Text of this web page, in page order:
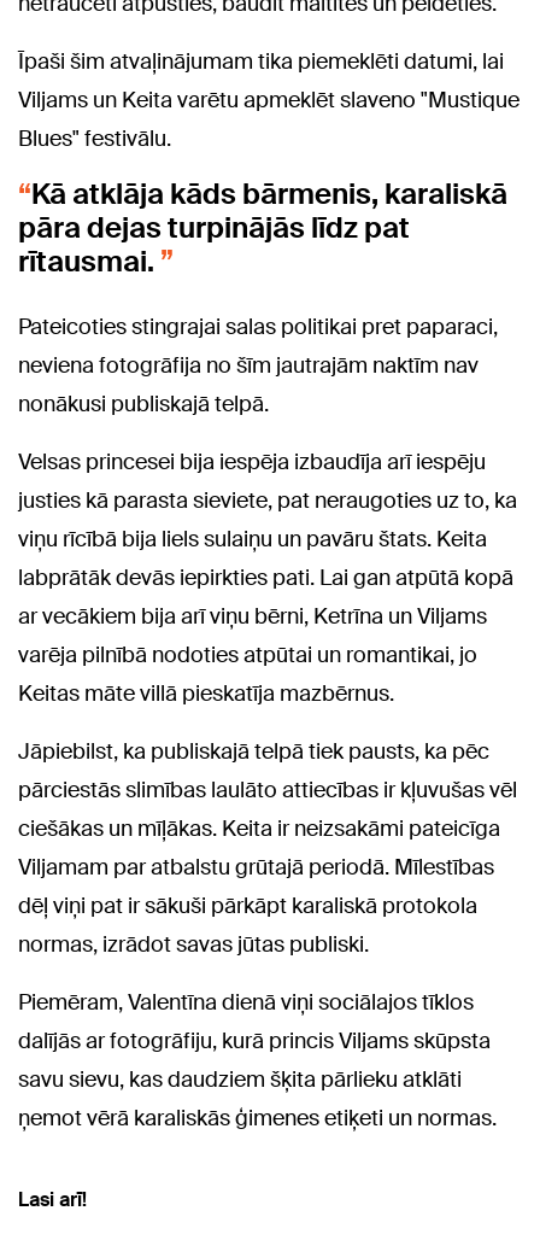
Īpaši šim atvaļinājumam tika piemeklēti datumi, lai
Viljams un Keita varētu apmeklēt slaveno "Mustique
Blues" festivālu.
Kā atklāja kāds bārmenis, karaliskā
pāra dejas turpinājās līdz pat
rītausmai.
Pateicoties stingrajai salas politikai pret paparaci,
neviena fotogrāfija no šīm jautrajām naktīm nav
nonākusi publiskajā telpā.
Velsas princesei bija iespēja izbaudīja arī iespēju
justies kā parasta sieviete, pat neraugoties uz to, ka
viņu rīcībā bija liels sulaiņu un pavāru štats. Keita
labprātāk devās iepirkties pati. Lai gan atpūtā kopā
ar vecākiem bija arī viņu bērni, Ketrīna un Viljams
varēja pilnībā nodoties atpūtai un romantikai, jo
Keitas māte villā pieskatīja mazbērnus.
Jāpiebilst, ka publiskajā telpā tiek pausts, ka pēc
pārciestās slimības laulāto attiecības ir kļuvušas vēl
ciešākas un mīļākas. Keita ir neizsakāmi pateicīga
Viljamam par atbalstu grūtajā periodā. Mīlestības
dēļ viņi pat ir sākuši pārkāpt karaliskā protokola
normas, izrādot savas jūtas publiski.
Piemēram, Valentīna dienā viņi sociālajos tīklos
dalījās ar fotogrāfiju, kurā princis Viljams skūpsta
savu sievu, kas daudziem šķita pārlieku atklāti
ņemot vērā karaliskās ģimenes etiķeti un normas.
Lasi arī!